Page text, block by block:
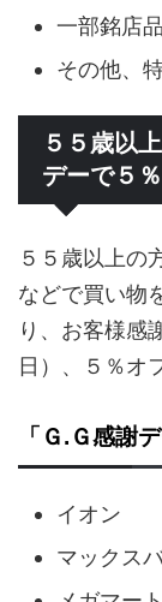
一部銘店品
その他、
５５歳以
デーで５
５５歳以上の
などで買い物
り、お客様感
日）、５％オ
「Ｇ.Ｇ感謝
イオン
マックス